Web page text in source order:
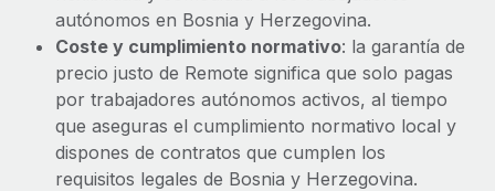
autónomos en Bosnia y Herzegovina.
Coste y cumplimiento normativo: la garantía de
precio justo de Remote significa que solo pagas
por trabajadores autónomos activos, al tiempo
que aseguras el cumplimiento normativo local y
dispones de contratos que cumplen los
requisitos legales de Bosnia y Herzegovina.